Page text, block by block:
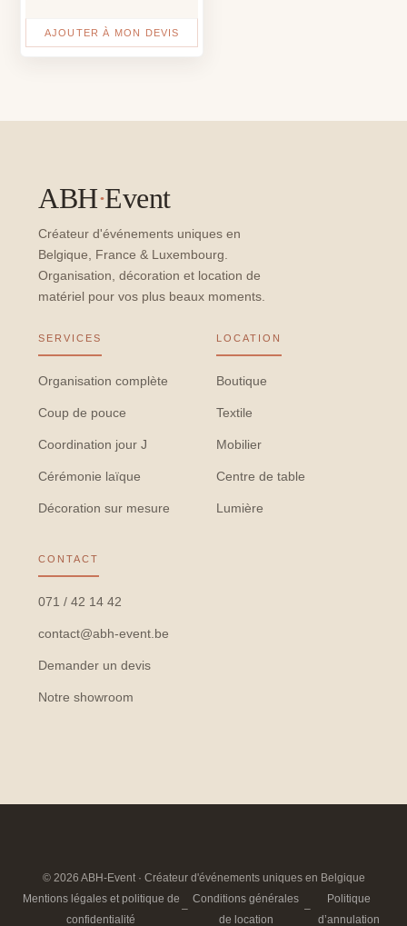
AJOUTER À MON DEVIS
ABH·Event
Créateur d'événements uniques en
Belgique, France & Luxembourg.
Organisation, décoration et location de
matériel pour vos plus beaux moments.
SERVICES
Organisation complète
Coup de pouce
Coordination jour J
Cérémonie laïque
Décoration sur mesure
LOCATION
Boutique
Textile
Mobilier
Centre de table
Lumière
CONTACT
071 / 42 14 42
contact@abh-event.be
Demander un devis
Notre showroom
© 2026 ABH-Event · Créateur d'événements uniques en Belgique
Mentions légales et politique de
confidentialité
–
Conditions générales
de location
–
Politique
d’annulation